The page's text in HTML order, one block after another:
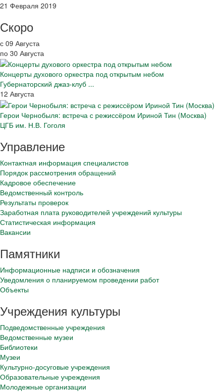
21 Февраля 2019
Скоро
с 09 Августа
по 30 Августа
Концерты духового оркестра под открытым небом
Губернаторский джаз-клуб ...
12 Августа
Герои Чернобыля: встреча с режиссёром Ириной Тин (Москва)
ЦГБ им. Н.В. Гоголя
Управление
Контактная информация специалистов
Порядок рассмотрения обращений
Кадровое обеспечение
Ведомственный контроль
Результаты проверок
Заработная плата руководителей учреждений культуры
Статистическая информация
Вакансии
Памятники
Информационные надписи и обозначения
Уведомления о планируемом проведении работ
Объекты
Учреждения культуры
Подведомственные учреждения
Ведомственные музеи
Библиотеки
Музеи
Культурно-досуговые учреждения
Образовательные учреждения
Молодежные организации